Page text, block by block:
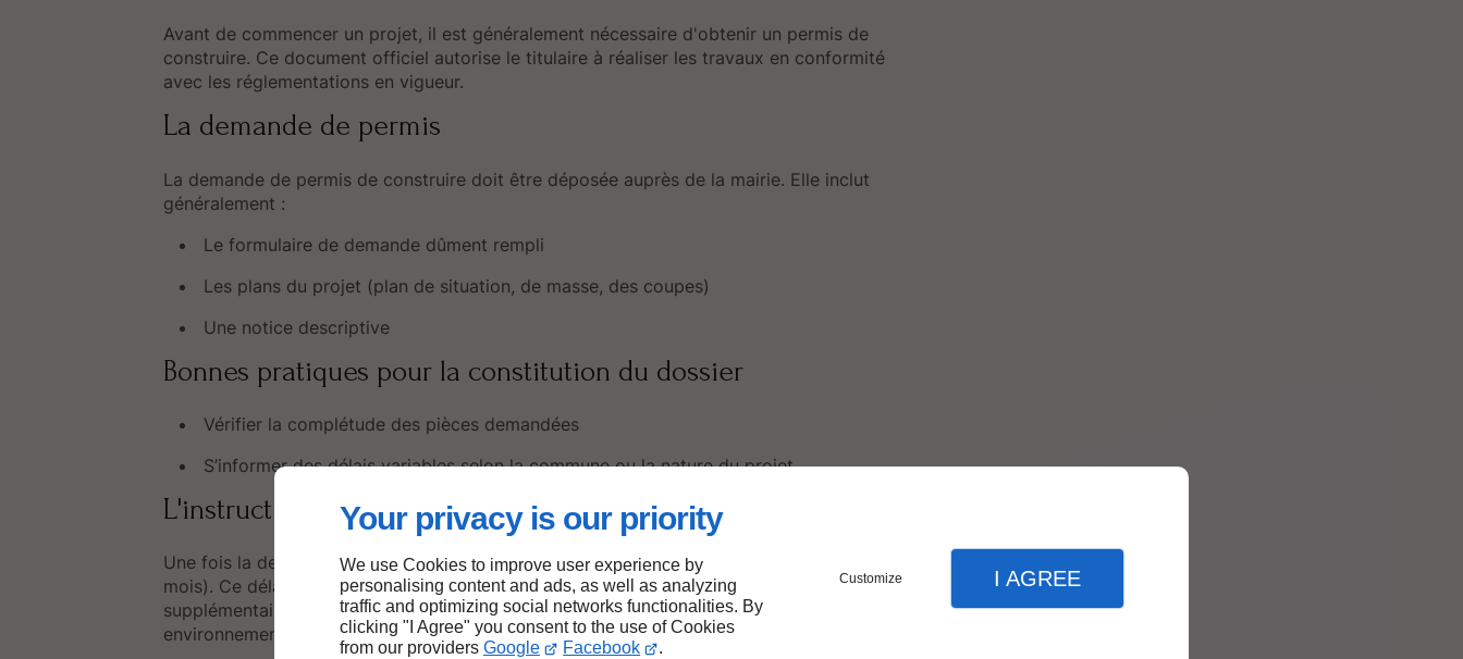
Your privacy is our priority
We use Cookies to improve user experience by
personalising content and ads, as well as analyzing
traffic and optimizing social networks functionalities. By
clicking "I Agree" you consent to the use of Cookies
from our providers Google Facebook .
Customize I AGREE
Avant de commencer un projet, il est généralement nécessaire d'obtenir un permis de
construire. Ce document officiel autorise le titulaire à réaliser les travaux en conformité
avec les réglementations en vigueur.
La demande de permis
La demande de permis de construire doit être déposée auprès de la mairie. Elle inclut
généralement :
Le formulaire de demande dûment rempli
Les plans du projet (plan de situation, de masse, des coupes)
Une notice descriptive
Bonnes pratiques pour la constitution du dossier
Vérifier la complétude des pièces demandées
S’informer des délais variables selon la commune ou la nature du projet
L'instruction du dossier
Une fois la demande déposée, la mairie dispose d'un délai d’instruction (en général deux
mois). Ce délai peut être prolongé si le projet nécessite des consultations
supplémentaires, notamment avec des services spécialisés (monuments historiques,
environnement, etc.).